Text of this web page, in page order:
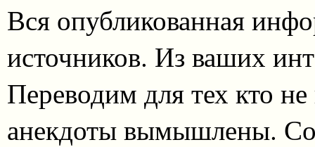
Вся опубликованная
источников. Из ваших
Переводим для тех кто
анекдоты вымышлены.